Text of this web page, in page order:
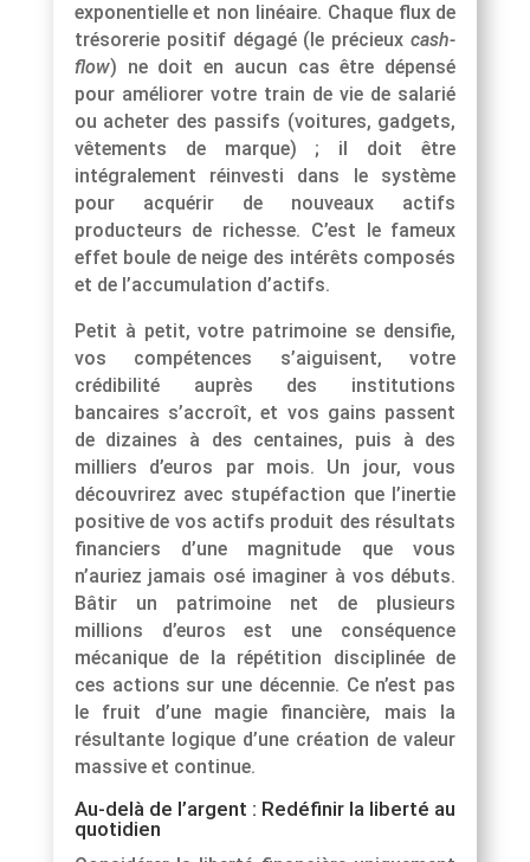
exponentielle et non linéaire. Chaque flux de
trésorerie positif dégagé (le précieuxcash-
flow) ne doit en aucun cas être dépensé
pour améliorer votre train de vie de salarié
ou acheter des passifs (voitures, gadgets,
vêtements de marque) ; il doit être
intégralement réinvesti dans le système
pour acquérir de nouveaux actifs
producteurs de richesse. C’est le fameux
effet boule de neige des intérêts composés
et de l’accumulation d’actifs.
Petit à petit, votre patrimoine se densifie,
vos compétences s’aiguisent, votre
crédibilité auprès des institutions
bancaires s’accroît, et vos gains passent
de dizaines à des centaines, puis à des
milliers d’euros par mois. Un jour, vous
découvrirez avec stupéfaction que l’inertie
positive de vos actifs produit des résultats
financiers d’une magnitude que vous
n’auriez jamais osé imaginer à vos débuts.
Bâtir un patrimoine net de plusieurs
millions d’euros est une conséquence
mécanique de la répétition disciplinée de
ces actions sur une décennie. Ce n’est pas
le fruit d’une magie financière, mais la
résultante logique d’une création de valeur
massive et continue.
Au-delà de l’argent : Redéfinir la liberté au
quotidien